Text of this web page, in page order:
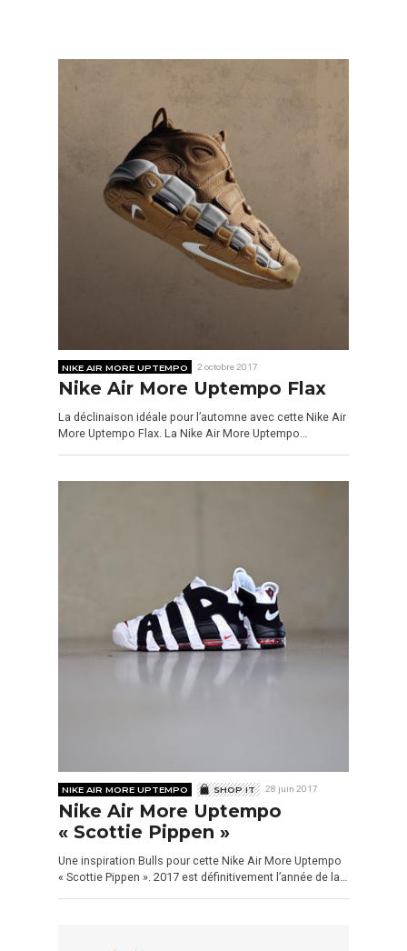
NIKE AIR MORE UPTEMPO 2 octobre 2017
Nike Air More Uptempo Flax
La déclinaison idéale pour l’automne avec cette Nike Air
More Uptempo Flax. La Nike Air More Uptempo…
NIKE AIR MORE UPTEMPO SHOP IT 28 juin 2017
Nike Air More Uptempo
« Scottie Pippen »
Une inspiration Bulls pour cette Nike Air More Uptempo
« Scottie Pippen ». 2017 est définitivement l’année de la…